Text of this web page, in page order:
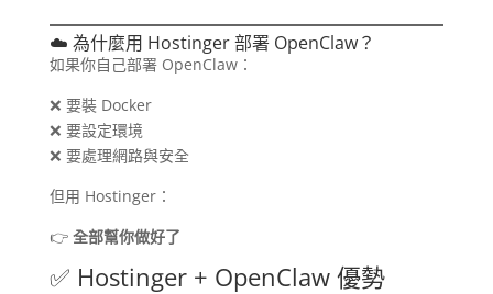
☁️ 為什麼用 Hostinger 部署 OpenClaw？
如果你自己部署 OpenClaw：
❌ 要裝 Docker
❌ 要設定環境
❌ 要處理網路與安全
但用 Hostinger：
👉 全部幫你做好了
✅ Hostinger + OpenClaw 優勢